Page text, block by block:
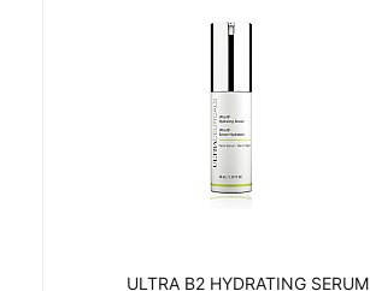
ULTRA B2 HYDRATING SERUM